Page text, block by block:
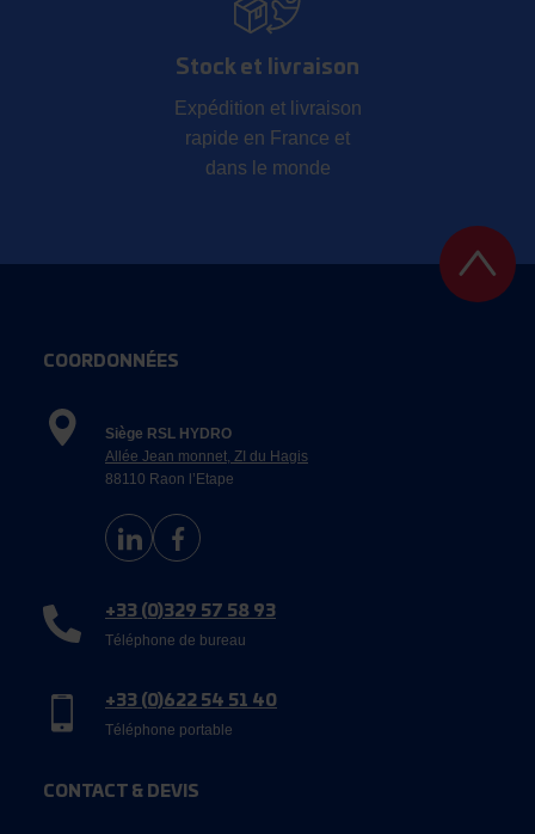
Stock et livraison
Expédition et livraison
rapide en France et
dans le monde
COORDONNÉES
Siège RSL HYDRO
Allée Jean monnet, ZI du Hagis
88110 Raon l’Etape
+33 (0)329 57 58 93
Téléphone de bureau
+33 (0)622 54 51 40
Téléphone portable
CONTACT & DEVIS